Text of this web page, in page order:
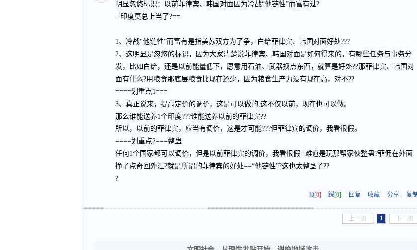
明显忽悠标识：以前菲律宾、韩国对面因为冷战“他链性”而富有过?
--印度莫总上当了?==
1、冷战“他链性”而富有是指美苏双方为了争，白给菲律宾、韩国对面好处???
2、这明显是忽悠的标识，因为大家清楚说菲律宾、韩国对面是如何得来的，有哪些任务与事务分
发，比如白给，还是以前能量低下，愿意用石油、武器换点东西，就算是好处??那菲律宾、韩国对
面有什么?用粮食那底层粮食比现在还少，因为粮食生产力没有现在高，对不??
====划重点1===
3、真正说来，提高定价的调价，这是可以做的,这不仅以前，现在也可以做。
那么谁能送养1个印度???谁能送养以前的菲律宾??
所以，以前的菲律宾，应当有调价，这是才可能???但菲律宾的调价，我看很假。
====划重点2===整蛊
任何1个国家都可以调价，但是以前菲律宾的调价，我看很假--难道是玩那帮家伙整蛊?菲佣在外面
挣了点奇回外汇?就是所谓的菲律宾的好处==“他链性”?这也太整蛊了??
?
顶[0] 踩[0] 回复 收藏 分享 复制
上一页 1 下一页